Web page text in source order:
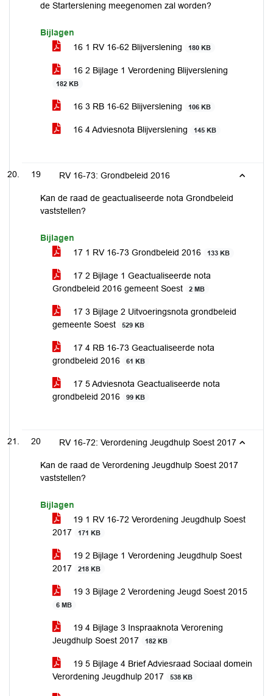
de Starterslening meegenomen zal worden?
Bijlagen
16 1 RV 16-62 Blijverslening
180 KB
16 2 Bijlage 1 Verordening Blijverslening
182 KB
16 3 RB 16-62 Blijverslening 106 KB
16 4 Adviesnota Blijverslening 145 KB
19 RV 16-73: Grondbeleid 2016
Kan de raad de geactualiseerde nota Grondbeleid
vaststellen?
Bijlagen
17 1 RV 16-73 Grondbeleid 2016
133 KB
17 2 Bijlage 1 Geactualiseerde nota
Grondbeleid 2016 gemeent Soest
2 MB
17 3 Bijlage 2 Uitvoeringsnota grondbeleid
gemeente Soest
529 KB
17 4 RB 16-73 Geactualiseerde nota
grondbeleid 2016
61 KB
17 5 Adviesnota Geactualiseerde nota
grondbeleid 2016
99 KB
20 RV 16-72: Verordening Jeugdhulp Soest 2017
Kan de raad de Verordening Jeugdhulp Soest 2017
vaststellen?
Bijlagen
19 1 RV 16-72 Verordening Jeugdhulp Soest
2017
171 KB
19 2 Bijlage 1 Verordening Jeugdhulp Soest
2017
218 KB
19 3 Bijlage 2 Verordening Jeugd Soest 2015
6 MB
19 4 Bijlage 3 Inspraaknota Verorening
Jeugdhulp Soest 2017
182 KB
19 5 Bijlage 4 Brief Adviesraad Sociaal domein
Verordening Jeugdhulp 2017
538 KB